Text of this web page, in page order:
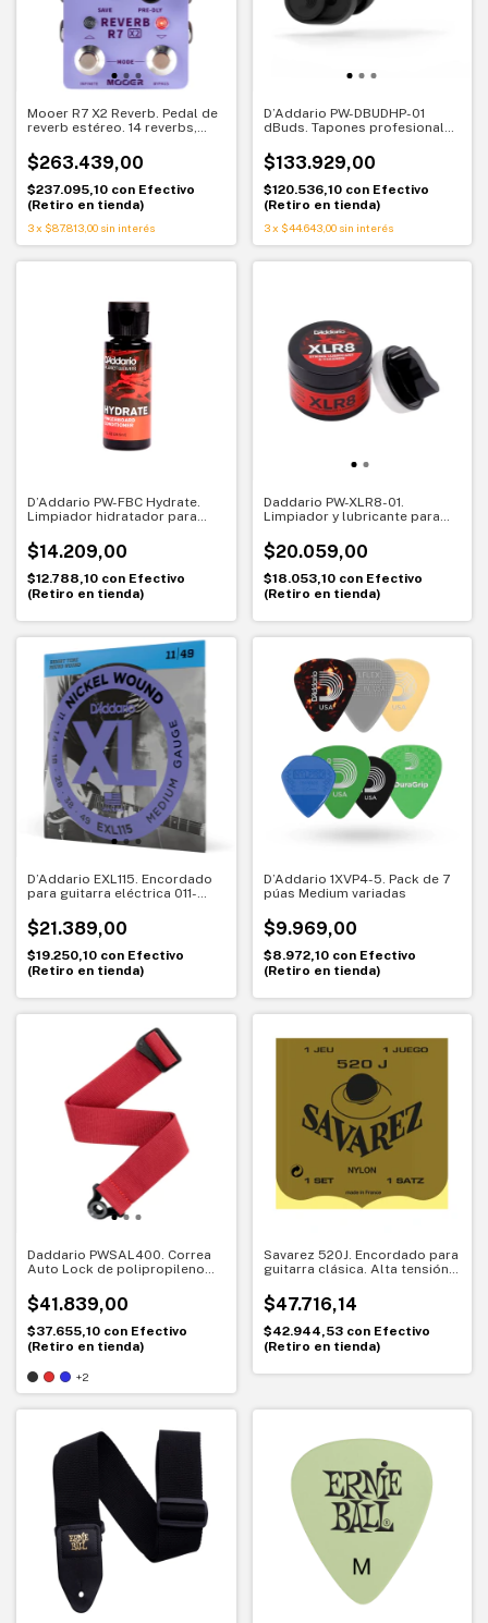
Mooer R7 X2 Reverb. Pedal de
reverb estéreo. 14 reverbs,
$263.439,00
$237.095,10 con Efectivo
(Retiro en tienda)
3x $87.813,00 sin interés
D’Addario PW-DBUDHP-01
dBuds. Tapones profesionales
con sonido claro
$133.929,00
$120.536,10 con Efectivo
(Retiro en tienda)
3 x $44.643,00 sin interés
D’Addario PW-FBC Hydrate.
Limpiador hidratador para
maderas oscuras
$14.209,00
$12.788,10 con Efectivo
(Retiro en tienda)
Daddario PW-XLR8-01.
Limpiador y lubricante para
y tono renovado
$20.059,00
$18.053,10 con Efectivo
(Retiro en tienda)
D’Addario EXL115. Encordado
para guitarra eléctrica 011-
$21.389,00
$19.250,10 con Efectivo
(Retiro en tienda)
D’Addario 1XVP4-5. Pack de 7
púas Medium variadas
$9.969,00
$8.972,10 con Efectivo
(Retiro en tienda)
Daddario PWSAL400. Correa
Auto Lock de polipropileno
Seguridad y comodidad
$41.839,00
$37.655,10 con Efectivo
(Retiro en tienda)
+2
Savarez 520J. Encordado para
guitarra clásica. Alta tensión y
$47.716,14
$42.944,53 con Efectivo
(Retiro en tienda)